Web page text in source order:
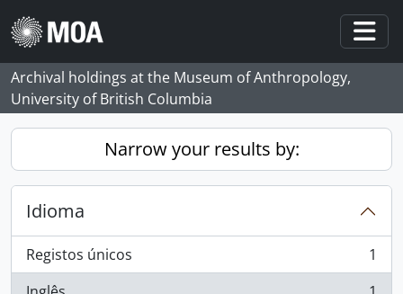
Skip to main content
Archival holdings at the Museum of Anthropology,
University of British Columbia
Narrow your results by:
Idioma
Registos únicos
, 1 resultados
1